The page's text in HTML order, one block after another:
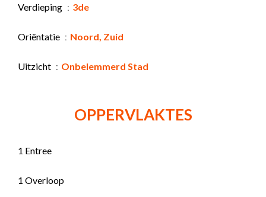
Verdieping 3de
Oriëntatie Noord, Zuid
Uitzicht Onbelemmerd Stad
OPPERVLAKTES
1 Entree
1 Overloop